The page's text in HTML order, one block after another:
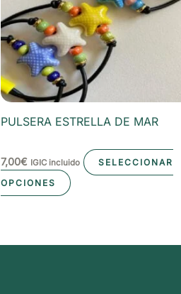
PULSERA ESTRELLA DE MAR
7,00€ IGIC incluido
SELECCIONAR
OPCIONES
Este
múltiples